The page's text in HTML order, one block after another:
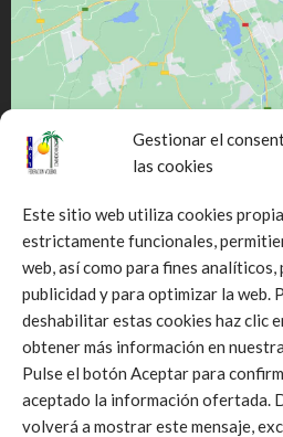
Gestionar el
las cookies
Este sitio web utiliza cookies
estrictamente funcionales,
web, así como para fines
publicidad y para optimizar la web.
deshabilitar estas cookies haz clic
obtener más información en
Pulse el botón Aceptar para
aceptado la información ofertada.
volverá a mostrar este mensaje,
Click to accept
enable this